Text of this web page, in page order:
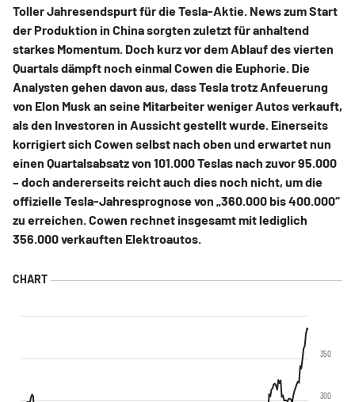
Toller Jahresendspurt für die Tesla-Aktie. News zum Start
der Produktion in China sorgten zuletzt für anhaltend
starkes Momentum. Doch kurz vor dem Ablauf des vierten
Quartals dämpft noch einmal Cowen die Euphorie. Die
Analysten gehen davon aus, dass Tesla trotz Anfeuerung
von Elon Musk an seine Mitarbeiter weniger Autos verkauft,
als den Investoren in Aussicht gestellt wurde. Einerseits
korrigiert sich Cowen selbst nach oben und erwartet nun
einen Quartalsabsatz von 101.000 Teslas nach zuvor 95.000
– doch andererseits reicht auch dies noch nicht, um die
offizielle Tesla-Jahresprognose von „360.000 bis 400.000“
zu erreichen. Cowen rechnet insgesamt mit lediglich
356.000 verkauften Elektroautos.
300
350